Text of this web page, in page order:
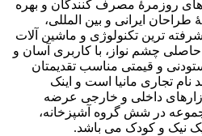
روزمرۀ مصرف کنندگان و بهره
طراحان ایرانی و بین المللی،
ترین تکنولوژی و ماشین آلات
حاصلی چشم نواز، با کاربری آسان و
و قیمتی مناسب تقدیمتان
نام تجاری مانیا است و اینک
داخلی و خارجی عرضه
در شش گروه آشپزخانه،
نیک و کودک می باشد.